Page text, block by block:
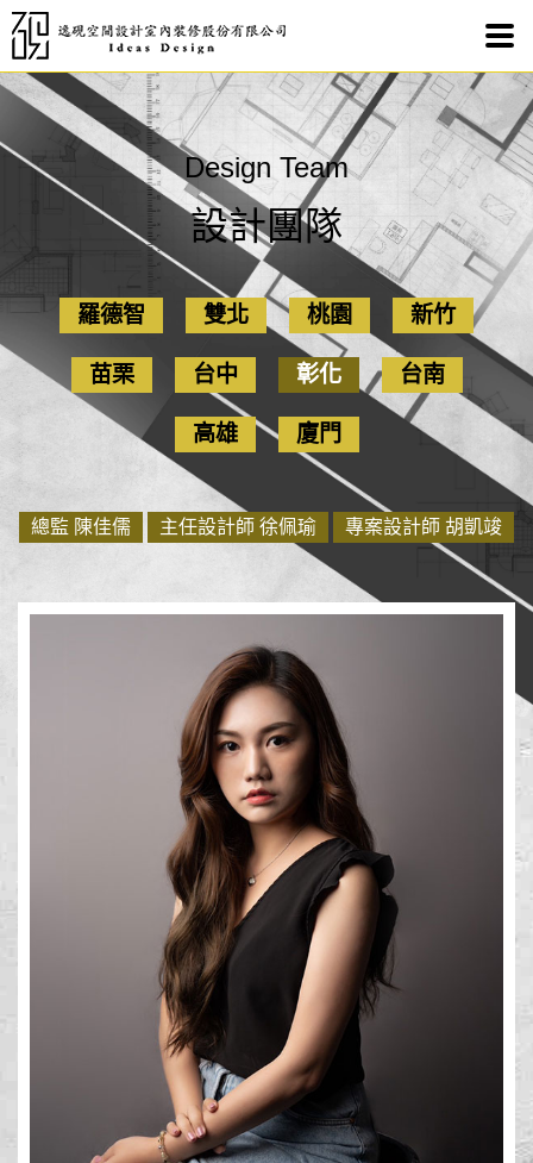
Design Team
設計團隊
羅德智 雙北 桃園 新竹
苗栗 台中 彰化 台南
高雄 廈門
總監 陳佳儒 主任設計師 徐佩瑜 專案設計師 胡凱竣
【